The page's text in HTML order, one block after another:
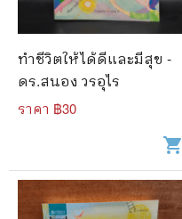
ทำชีวิตให้ได้ดีและมีสุข -
ดร.สนอง วรอุไร
ราคา ฿30
shopping_cart